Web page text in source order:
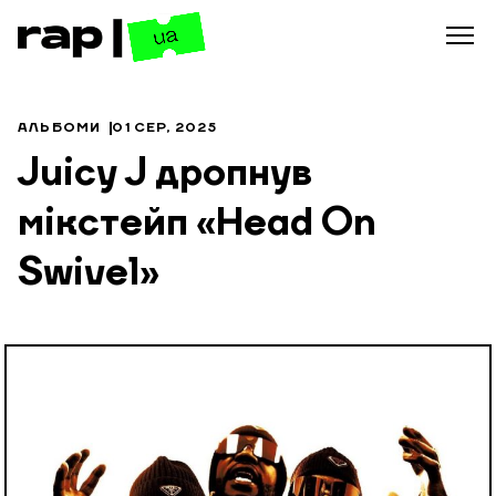
АЛЬБОМИ 01 СЕР, 2025
Juicy J дропнув
мікстейп «Head On
Swivel»